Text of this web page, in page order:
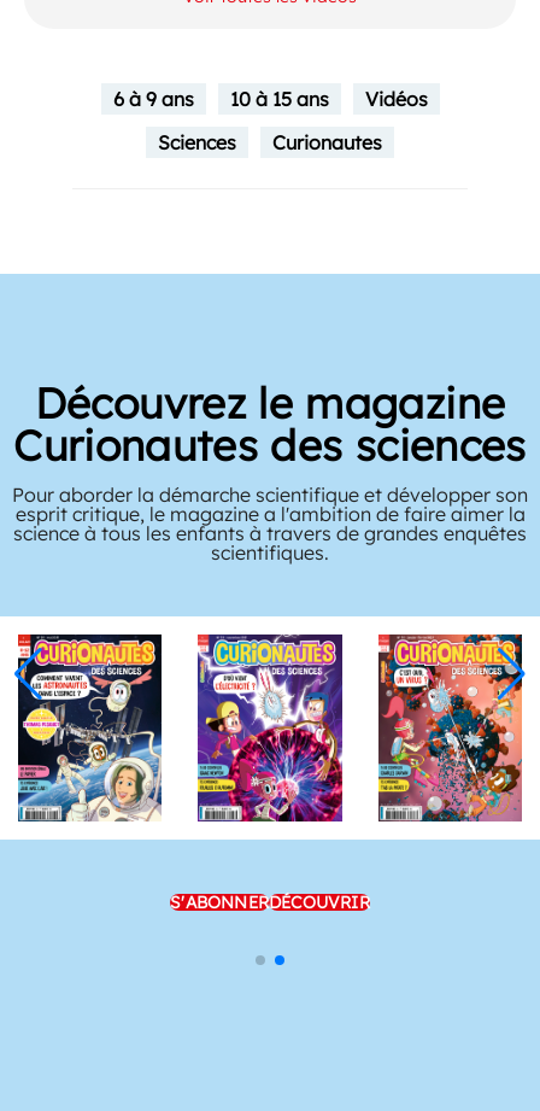
6 à 9 ans 10 à 15 ans
Vidéos
Sciences
Curionautes
Découvrez le magazine
Curionautes des sciences
Pour aborder la démarche scientifique et développer son
esprit critique, le magazine a l'ambition de faire aimer la
science à tous les enfants à travers de grandes enquêtes
scientifiques.
S'ABONNERDÉCOUVRIR